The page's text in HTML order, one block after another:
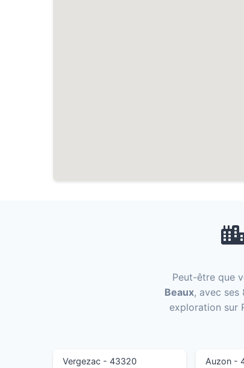
Peut-être que
Beaux, avec ses
exploration sur
Vergezac - 43320 Auzon -